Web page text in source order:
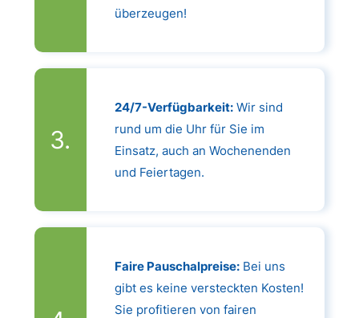
überzeugen!
24/7-Verfügbarkeit:Wir sind
rund um die Uhr für Sie im
Einsatz, auch an Wochenenden
und Feiertagen.
Faire Pauschalpreise:Bei uns
gibt es keine versteckten Kosten!
Sie profitieren von fairen